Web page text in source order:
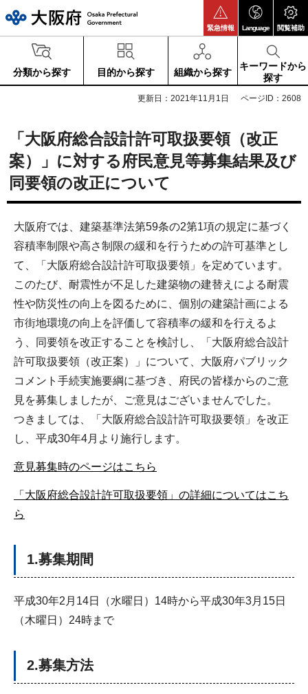
緊急情報 Language 閲覧補助
分類から探す 目的から探す 組織から探す
キーワードから
探す
更新日：2021年11月1日 ページID：2608
「大阪府総合設計許可取扱要領（改正
案）」に対する府民意見等募集結果及び
同要領の改正について
大阪府では、建築基準法第59条の2第1項の規定に基づく
容積率制限や高さ制限の緩和を行うための許可基準とし
て、「大阪府総合設計許可取扱要領」を定めています。
このたび、耐震性が不足した建築物の建替えによる耐震
性や防災性の向上を図るために、個別の建築計画による
市街地環境の向上を評価して容積率の緩和を行えるよ
う、同要領を改正することを検討し、「大阪府総合設計
許可取扱要領（改正案）」について、大阪府パブリック
コメント手続実施要綱に基づき、府民の皆様からのご意
見を募集しましたが、ご意見はございませんでした。
つきましては、「大阪府総合設計許可取扱要領」を改正
し、平成30年4月より施行します。
意見募集時のページはこちら
「大阪府総合設計許可取扱要領」の詳細についてはこち
ら
1.募集期間
平成30年2月14日（水曜日）14時から平成30年3月15日
（木曜日）24時まで
2.募集方法